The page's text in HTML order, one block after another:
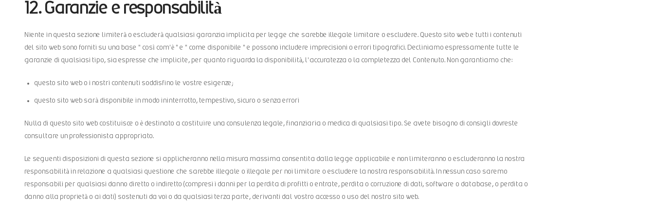
12. Garanzie e responsabilità
Niente in questa sezione limiterà o escluderà qualsiasi garanzia implicita per legge che sarebbe illegale limitare o escludere. Questo sito web e tutti i contenuti
del sito web sono forniti su una base " così com'è " e " come disponibile " e possono includere imprecisioni o errori tipografici. Decliniamo espressamente tutte le
garanzie di qualsiasi tipo, sia espresse che implicite, per quanto riguarda la disponibilità, l'accuratezza o la completezza del Contenuto. Non garantiamo che:
questo sito web o i nostri contenuti soddisfino le vostre esigenze;
questo sito web sarà disponibile in modo ininterrotto, tempestivo, sicuro o senza errori
Nulla di questo sito web costituisce o è destinato a costituire una consulenza legale, finanziaria o medica di qualsiasi tipo. Se avete bisogno di consigli dovreste
consultare un professionista appropriato.
Le seguenti disposizioni di questa sezione si applicheranno nella misura massima consentita dalla legge applicabile e non limiteranno o escluderanno la nostra
responsabilità in relazione a qualsiasi questione che sarebbe illegale o illegale per noi limitare o escludere la nostra responsabilità. In nessun caso saremo
responsabili per qualsiasi danno diretto o indiretto (compresi i danni per la perdita di profitti o entrate, perdita o corruzione di dati, software o database, o perdita o
danno alla proprietà o ai dati) sostenuti da voi o da qualsiasi terza parte, derivanti dal vostro accesso o uso del nostro sito web.